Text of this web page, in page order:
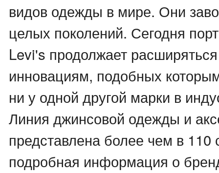
видов одежды в мире. Они
целых поколений. Сегодня
Levi's продолжает
инновациям, подобных
ни у одной другой марки в
Линия джинсовой одежды и
представлена более чем в 110
подробная информация о